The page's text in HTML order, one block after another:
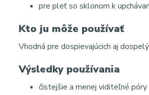
pre pleť so sklonom k
Kto ju môže používať
Vhodná pre dospievajúcich aj
Výsledky používania
čistejšie a menej viditeľné póry